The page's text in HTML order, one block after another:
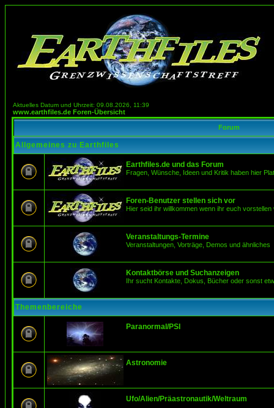
Aktuelles Datum und Uhrzeit: 09.08.2026, 11:39
www.earthfiles.de Foren-Übersicht
Forum
Allgemeines zu Earthfiles
Earthfiles.de und das Forum
Fragen, Wünsche, Ideen und Kritik haben hier
Foren-Benutzer stellen sich vor
Hier seid ihr willkommen wenn ihr euch vorstellen
Veranstaltungs-Termine
Veranstaltungen, Vorträge, Demos und ähnliches
Kontaktbörse und Suchanzeigen
Ihr sucht Kontakte, Dokus, Bücher oder sonst
Themenbereiche
Paranormal/PSI
Astronomie
Ufo/Alien/Präastronautik/Weltraum